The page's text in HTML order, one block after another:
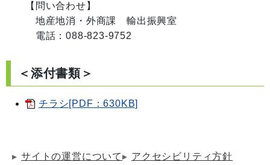
【問い合わせ】
地産地消・外商課　輸出振興室
＜添付書類＞
チラシ[PDF：630KB]
サイトの運営について
アクセシビリティ方針